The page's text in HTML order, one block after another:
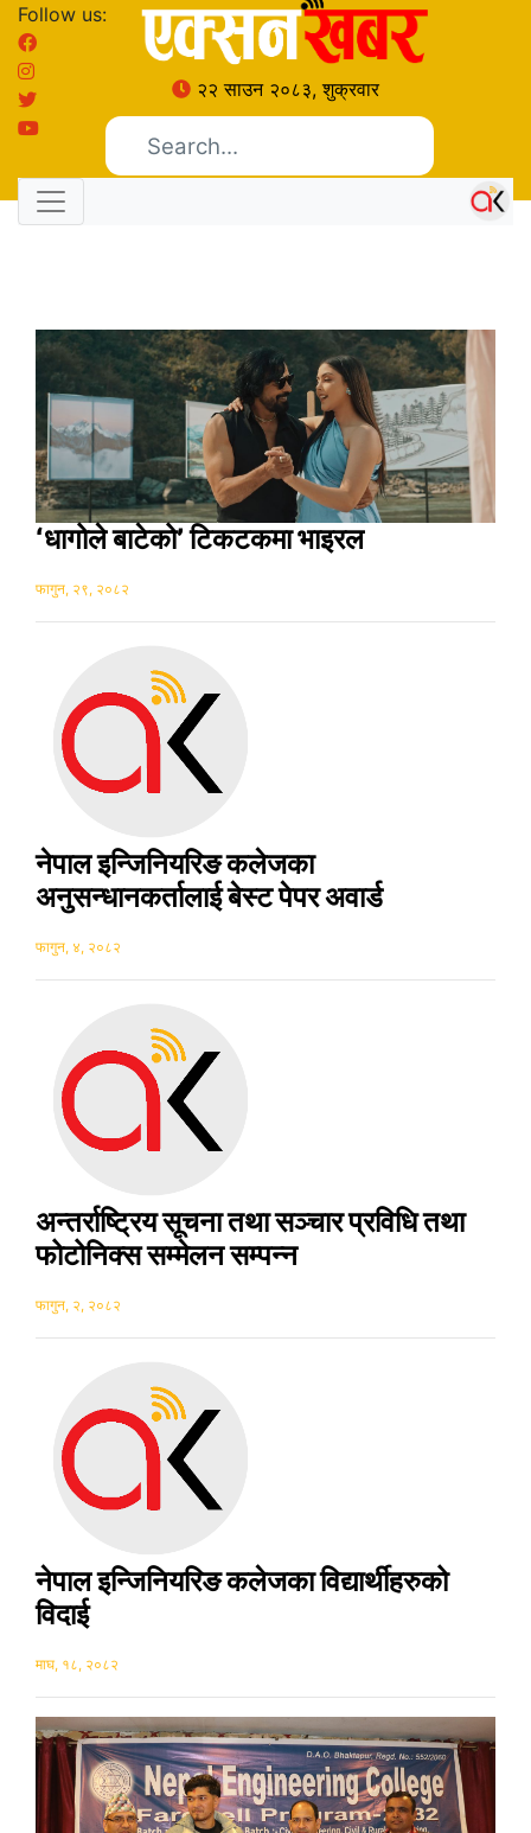
Follow us:
२२ साउन २०८३, शुक्रवार
‘धागोले बाटेको’ टिकटकमा भाइरल
फागुन, २९, २०८२
नेपाल इन्जिनियरिङ कलेजका
अनुसन्धानकर्तालाई बेस्ट पेपर अवार्ड
फागुन, ४, २०८२
अन्तर्राष्ट्रिय सूचना तथा सञ्चार प्रविधि तथा
फोटोनिक्स सम्मेलन सम्पन्न
फागुन, २, २०८२
नेपाल इन्जिनियरिङ कलेजका विद्यार्थीहरुको
विदाई
माघ, १८, २०८२